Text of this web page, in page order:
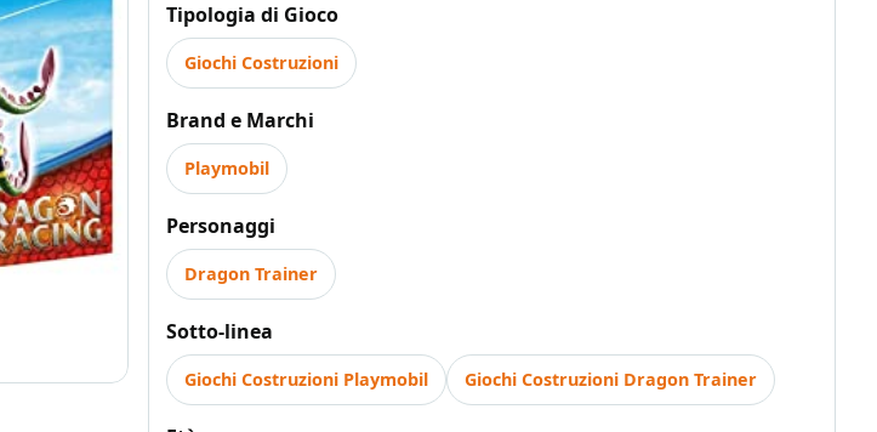
Tipologia di Gioco
Giochi Costruzioni
Brand e Marchi
Playmobil
Personaggi
Dragon Trainer
Sotto-linea
Giochi Costruzioni Playmobil Giochi Costruzioni Dragon Trainer